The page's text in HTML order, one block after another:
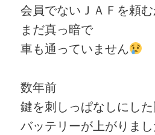
会員でないＪＡＦを頼
まだ真っ暗で
車も通っていません
数年前
鍵を刺しっぱなしにし
バッテリーが上がりま